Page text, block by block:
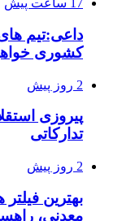
17 ساعت پیش
داعی:تیم
کشوری
2 روز پیش
پیروزی
تدارکاتی
2 روز پیش
بهترین
معدنی،